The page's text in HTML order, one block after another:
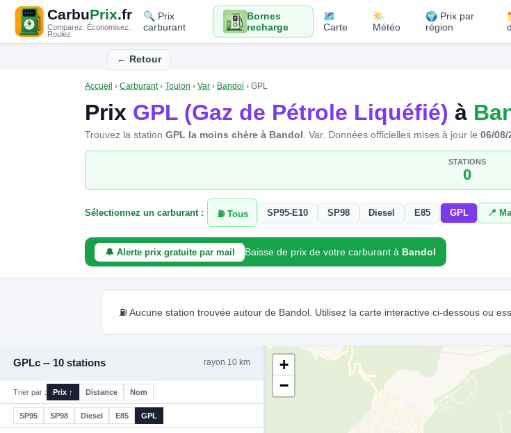
CarbuPrix.fr
Comparez. Économisez.
Roulez.
🔍 Prix
carburant
Bornes
recharge
🗺️
Carte
🌤️
Météo
🌍 Prix par
région
← Retour
Accueil › Carburant› Toulon › Var › Bandol › GPL
Prix GPL (Gaz de Pétrole Liquéfié) à
Trouvez la station GPL la moins chère à Bandol . Var. Données officielles mises à jour le 06/08/
STATIONS
0
Sélectionnez un carburant : ⛽ Tous SP95-E10 SP98 Diesel E85 GPL 📍
🔔 Alerte prix gratuite par mail Baisse de prix de votre carburant à Bandol
⛽ Aucune station trouvée autour de Bandol. Utilisez la carte interactive ci-dessous ou
GPLc -- 10 stations rayon 10 km
Trier par : Prix ↑ Distance Nom
SP95 SP98 Diesel E85 GPL
+
−